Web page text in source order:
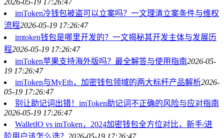
2026-05-19 17:26:47
imToken冷钱包被盗可以立案吗？一文理清立案条件与维权
流程2026-05-19 17:26:47
imtoken钱包是哪里开发的？一文揭秘其开发主体与发展历
程2026-05-19 17:26:47
imToken苹果支持海外版吗？最全解答与使用指南2026-05-
19 17:26:47
imToken与MyEth，加密钱包领域的两大标杆产品解析2026-
05-19 17:26:47
别让助记词出错！imToken助记词不正确的风险与应对指南
2026-05-19 17:26:47
WalletIO vs imToken，2024加密钱包全方位对比，新手/进